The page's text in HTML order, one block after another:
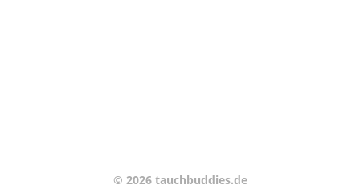
© 2026 tauchbuddies.de